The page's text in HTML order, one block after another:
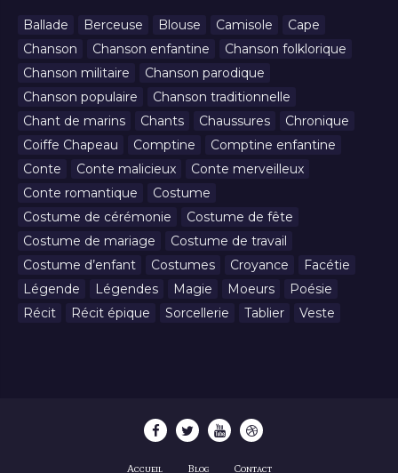
Ballade Berceuse Blouse Camisole
Cape
Chanson
Chanson enfantine
Chanson folklorique
Chanson militaire
Chanson parodique
Chanson populaire
Chanson traditionnelle
Chant de marins
Chants Chaussures
Chronique
Coiffe Chapeau
Comptine
Comptine enfantine
Conte
Conte malicieux
Conte merveilleux
Conte romantique
Costume
Costume de cérémonie
Costume de fête
Costume de mariage
Costume de travail
Costume d’enfant
Costumes Croyance
Facétie
Légende
Légendes Magie Moeurs
Poésie
Récit
Récit épique Sorcellerie Tablier Veste
Accueil Blog Contact